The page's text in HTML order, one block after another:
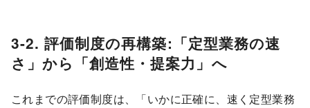
3-2. 評価制度の再構築:「定型業務の速
さ」から「創造性・提案力」へ
これまでの評価制度は、「いかに正確に、速く定型業務